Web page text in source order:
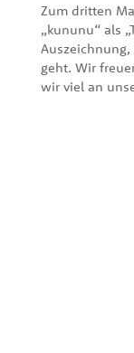
Zum dritten
„kununu“ als
geht. Wir
wir viel an